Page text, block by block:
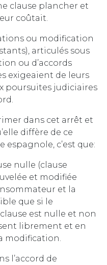
clause plancher et
coûtait.
ou modification
articulés sous
ou d’accords
exigeaient de leurs
poursuites judiciaires
dans cet arrêt et
diffère de ce
espagnole, c’est que:
nulle (clause
et modifiée
et la
que si le
est nulle et non
librement et en
modification.
l’accord de